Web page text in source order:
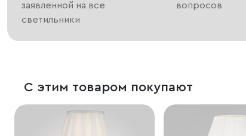
заявленной на все
светильники
вопросов
С этим товаром покупают